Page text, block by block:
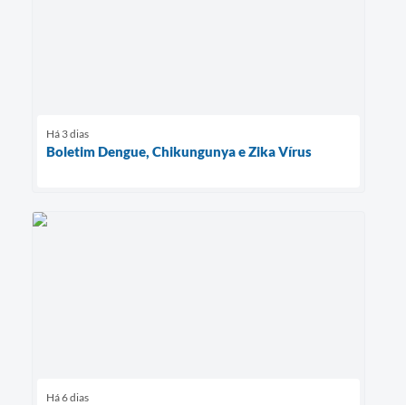
Há 3 dias
Boletim Dengue, Chikungunya e Zika Vírus
Há 6 dias